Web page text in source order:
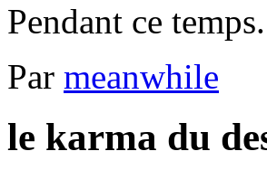
Pendant ce
Par meanwhile
le karma du